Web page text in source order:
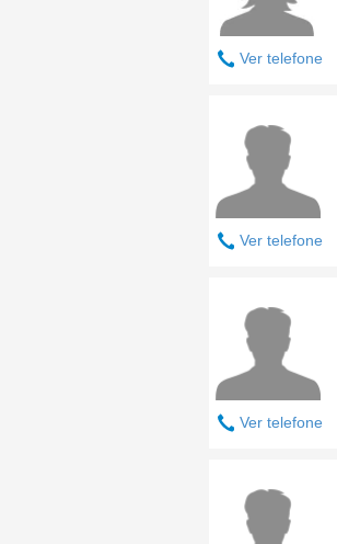
Ver telefone
Ver telefone
Ver telefone